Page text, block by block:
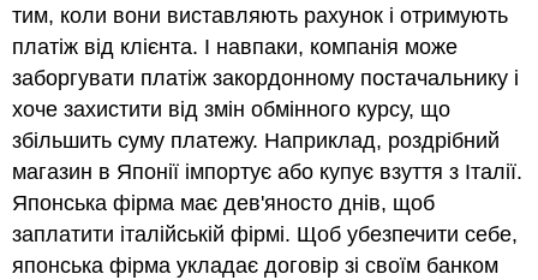
тим, коли вони виставляють рахунок і отримують
платіж від клієнта. І навпаки, компанія може
заборгувати платіж закордонному постачальнику і
хоче захистити від змін обмінного курсу, що
збільшить суму платежу. Наприклад, роздрібний
магазин в Японії імпортує або купує взуття з Італії.
Японська фірма має дев'яносто днів, щоб
заплатити італійській фірмі. Щоб убезпечити себе,
японська фірма укладає договір зі своїм банком